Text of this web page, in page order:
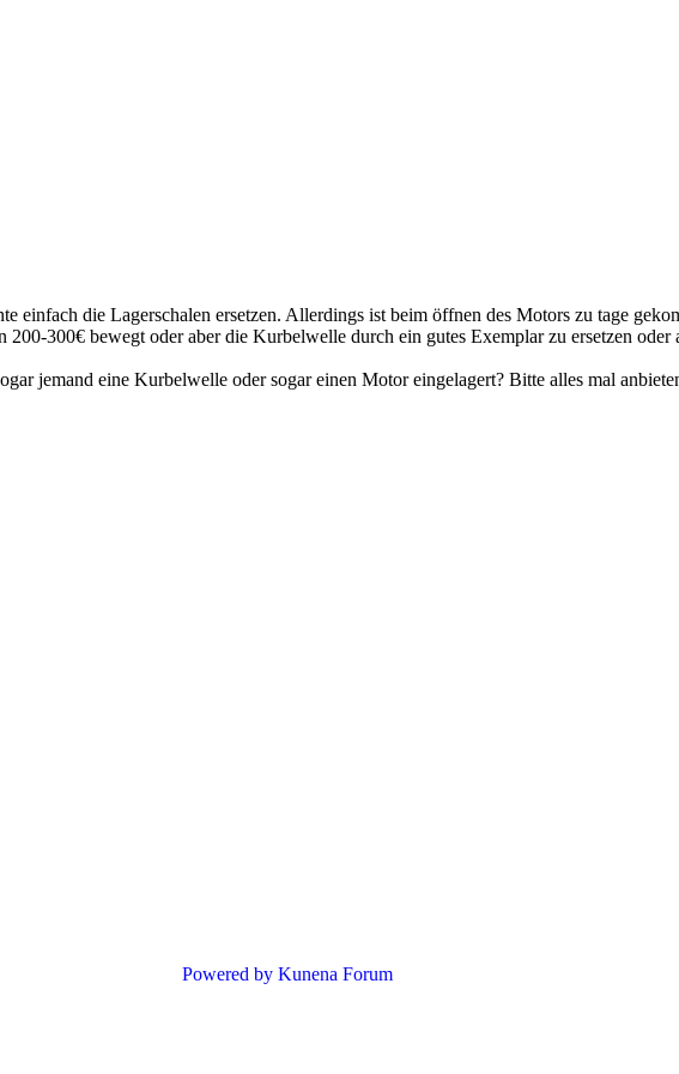
einfach die Lagerschalen ersetzen. Allerdings ist beim öffnen des Motors zu tage
300€ bewegt oder aber die Kurbelwelle durch ein gutes Exemplar zu ersetzen
jemand eine Kurbelwelle oder sogar einen Motor eingelagert? Bitte alles mal
Powered by Kunena Forum